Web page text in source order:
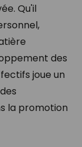
Qu'il
des
joue un
la promotion